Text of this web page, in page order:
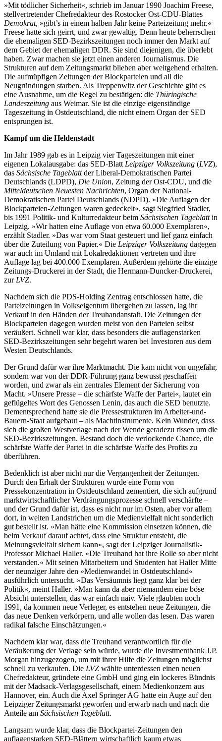
»Mit tödlicher Sicherheit«, schrieb im Januar 1990 Joachim Freese,
stellvertretender Chefredakteur des Rostocker Ost-CDU-Blattes
Demokrat, »gibt’s in einem halben Jahr keine Parteizeitung mehr.«
Freese hatte sich geirrt, und zwar gewaltig. Denn heute beherrschen
die ehemaligen SED-Bezirkszeitungen noch immer den Markt auf
dem Gebiet der ehemaligen DDR. Sie sind diejenigen, die überlebt
haben. Zwar machen sie jetzt einen anderen Journalismus. Die
Strukturen auf dem Zeitungsmarkt blieben aber weitgehend erhalten.
Die aufmüpfigen Zeitungen der Blockparteien und all die
Neugründungen starben. Als Treppenwitz der Geschichte gibt es
eine Ausnahme, um die Regel zu bestätigen: die Thüringische
Landeszeitung aus Weimar. Sie ist die einzige eigenständige
Tageszeitung in Ostdeutschland, die nicht einem Organ der SED
entsprungen ist.
Kampf um die Heldenstadt
Im Jahr 1989 gab es in Leipzig vier Tageszeitungen mit einer
eigenen Lokalausgabe: das SED-Blatt Leipziger Volkszeitung (LVZ),
das Sächsische Tageblattder Liberal-Demokratischen Partei
Deutschlands (LDPD), Die Union, Zeitung der Ost-CDU, und die
Mitteldeutschen Neuesten Nachrichten, Organ der National-
Demokratischen Partei Deutschlands (NDPD). »Die Auflagen der
Blockparteien-Zeitungen waren gedeckelt«, sagt Siegfried Stadler,
bis 1991 Politik- und Kulturredakteur beim Sächsischen Tageblattin
Leipzig. »Wir hatten eine Auflage von etwa 60.000 Exemplaren«,
erzählt Stadler. »Das war vom Staat gesteuert und lief ganz einfach
über die Zuteilung von Papier.« Die Leipziger Volkszeitung dagegen
war auch im Umland mit Lokalredaktionen vertreten und ihre
Auflage lag bei 400.000 Exemplaren. Außerdem gehörte die einzige
Zeitungs-Druckerei in der Stadt, die Hermann-Duncker-Druckerei,
zur LVZ.
Nachdem sich die PDS-Holding Zentrag entschlossen hatte, die
Parteizeitungen in Volkseigentum übergehen zu lassen, lag ihr
Verkauf in den Händen der Treuhandanstalt. Die Zeitungen der
Blockparteien dagegen wurden meist von den Parteien selbst
veräußert. Schnell war klar, dass besonders die auflagenstarken
SED-Bezirkszeitungen sehr begehrt waren bei Investoren aus dem
Westen Deutschlands.
Der Grund dafür war ihre Marktmacht. Die kam nicht von ungefähr,
sondern war von der DDR-Führung ganz bewusst geschaffen
worden, und zwar als ein zentrales Element der Sicherung von
Macht. »Unsere Presse – die schärfste Waffe der Partei«, lautet ein
geflügeltes Wort des Genossen Lenin, das auch die SED benutzte.
Dementsprechend hatte sie die Pressestrukturen im Arbeiter-und-
Bauern-Staat aufgebaut – als Machtinstrumente. Kein Wunder, dass
sich die großen Westverlage nach der Wende geradezu rissen um die
SED-Bezirkszeitungen. Bestand doch die verlockende Chance, die
schärfste Waffe der Partei in die schärfste Waffe des Profits zu
überführen.
Bedenklich ist aber nicht nur die Vergangenheit der Zeitungen.
Durch den Erhalt der Strukturen wurde eine Form von
Pressekonzentration in Ostdeutschland zementiert, die sich aufgrund
marktwirtschaftlicher Verdrängungsprozesse schnell verschärfte –
und der Grund dafür ist, dass es nicht nur im Osten, aber vor allem
dort, in weiten Landstrichen um die Medienvielfalt nicht sonderlich
gut bestellt ist. »Man hätte eine Kommission einsetzen können, die
beim Verkauf darauf achtet, dass eine Struktur entsteht, die
Meinungsvielfalt sichern kann«, sagt der Leipziger Journalistik-
Professor Michael Haller. »Die Treuhand hat ihre Rolle so aber nicht
verstanden.« Mit seinen Mitarbeitern und Studenten hat Haller Mitte
der neunziger Jahre den »Medienwandel in Ostdeutschland«
ausführlich untersucht. »Das Versäumnis liegt ganz klar bei der
Politik«, meint Haller. »Man kann da aber niemandem eine böse
Absicht unterstellen, das war einfach naiv. Viele glaubten noch
1991, da kommen neue Verleger, es entstehen neue Zeitungen, die
das neue Denken verkörpern, und alle wollen das lesen. Das waren
radikal falsche Einschätzungen.«
Nachdem klar war, dass die Treuhand verantwortlich für die
Veräußerung der Verlage sein würde, wurde die Investmentbank J.P.
Morgan hinzugezogen, um mit ihrer Hilfe die Zeitungen möglichst
schnell zu verkaufen. Die LVZ wählte unterdessen einen neuen
Chefredakteur, gründete eine GmbH und ging ein lockeres Bündnis
mit der Madsack-Verlagsgesellschaft, einem Medienkonzern aus
Hannover, ein. Auch die Axel Springer AG hatte ein Auge auf den
Leipziger Zeitungsmarkt geworfen und erwarb nach und nach die
Anteile am Sächsischen Tageblatt.
Langsam wurde klar, dass die Blockpartei-Zeitungen den
auflagenstarken SED-Blättern wirtschaftlich kaum etwas